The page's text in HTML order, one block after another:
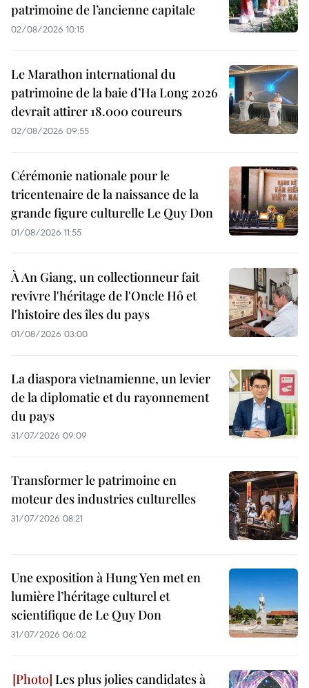
patrimoine de l’ancienne capitale
02/08/2026 10:15
Le Marathon international du
patrimoine de la baie d’Ha Long 2026
devrait attirer 18.000 coureurs
02/08/2026 09:55
Cérémonie nationale pour le
tricentenaire de la naissance de la
grande figure culturelle Le Quy Don
01/08/2026 11:55
À An Giang, un collectionneur fait
revivre l'héritage de l'Oncle Hô et
l'histoire des îles du pays
01/08/2026 03:00
La diaspora vietnamienne, un levier
de la diplomatie et du rayonnement
du pays
31/07/2026 09:09
Transformer le patrimoine en
moteur des industries culturelles
31/07/2026 08:21
Une exposition à Hung Yen met en
lumière l’héritage culturel et
scientifique de Le Quy Don
31/07/2026 06:02
Les plus jolies candidates à